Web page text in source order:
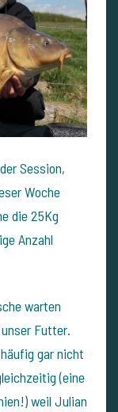
Session,
Woche
die 25Kg
Anzahl
warten
Futter.
gar nicht
(eine
weil Julian